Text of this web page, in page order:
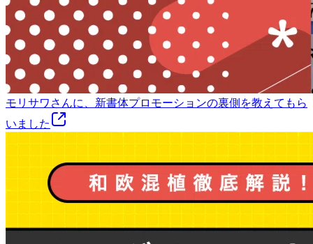
モリサワさんに、新書体プロモーションの裏側を教えてもら
いました